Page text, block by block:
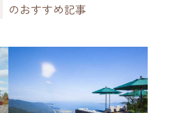
のおすすめ記事